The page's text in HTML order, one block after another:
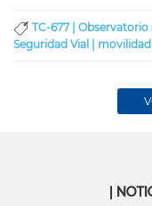
TC-677 | Observatorio
Seguridad Vial | movilidad
|